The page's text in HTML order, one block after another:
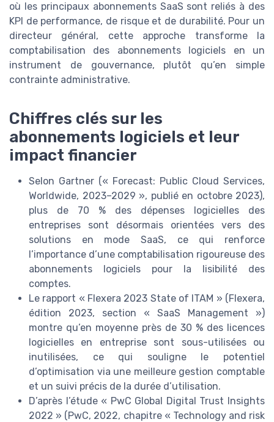
où les principaux abonnements SaaS sont reliés à des
KPI de performance, de risque et de durabilité. Pour un
directeur général, cette approche transforme la
comptabilisation des abonnements logiciels en un
instrument de gouvernance, plutôt qu’en simple
contrainte administrative.
Chiffres clés sur les
abonnements logiciels et leur
impact financier
Selon Gartner (« Forecast: Public Cloud Services,
Worldwide, 2023–2029 », publié en octobre 2023),
plus de 70 % des dépenses logicielles des
entreprises sont désormais orientées vers des
solutions en mode SaaS, ce qui renforce
l’importance d’une comptabilisation rigoureuse des
abonnements logiciels pour la lisibilité des
comptes.
Le rapport « Flexera 2023 State of ITAM » (Flexera,
édition 2023, section « SaaS Management »)
montre qu’en moyenne près de 30 % des licences
logicielles en entreprise sont sous-utilisées ou
inutilisées, ce qui souligne le potentiel
d’optimisation via une meilleure gestion comptable
et un suivi précis de la durée d’utilisation.
D’après l’étude « PwC Global Digital Trust Insights
2022 » (PwC, 2022, chapitre « Technology and risk